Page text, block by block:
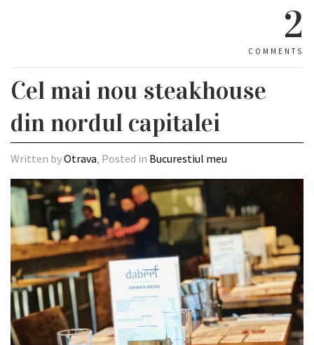
2
COMMENTS
Cel mai nou steakhouse
din nordul capitalei
Written byOtrava, Posted in Bucurestiul meu